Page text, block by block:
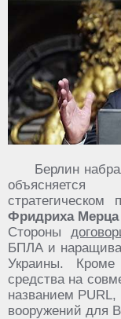
Берлин
стратегическом
Фридриха Мерца
Стороны
БПЛА и
Украины.
средства на
названием PURL,
вооружений для